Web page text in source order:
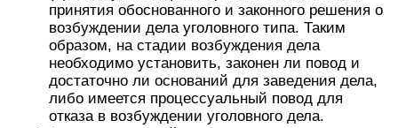
принятия обоснованного и законного решения о
возбуждении дела уголовного типа. Таким
образом, на стадии возбуждения дела
необходимо установить, законен ли повод и
достаточно ли оснований для заведения дела,
либо имеется процессуальный повод для
отказа в возбуждении уголовного дела.